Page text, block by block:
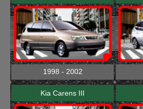
1998 - 2002
Kia Carens III